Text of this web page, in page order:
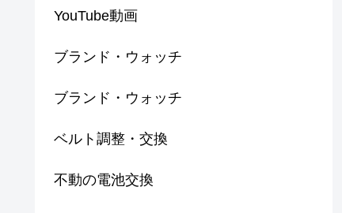
YouTube動画
ブランド・ウォッチ
ブランド・ウォッチ
ベルト調整・交換
不動の電池交換